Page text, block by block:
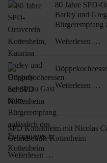
80 Jahre SPD-
Barley und
Bürgerempfang
Weiterlesen …
Weiterlesen …
SPD Kottenheim mit Nicolas
Grundschule Kottenheim
Weiterlesen …